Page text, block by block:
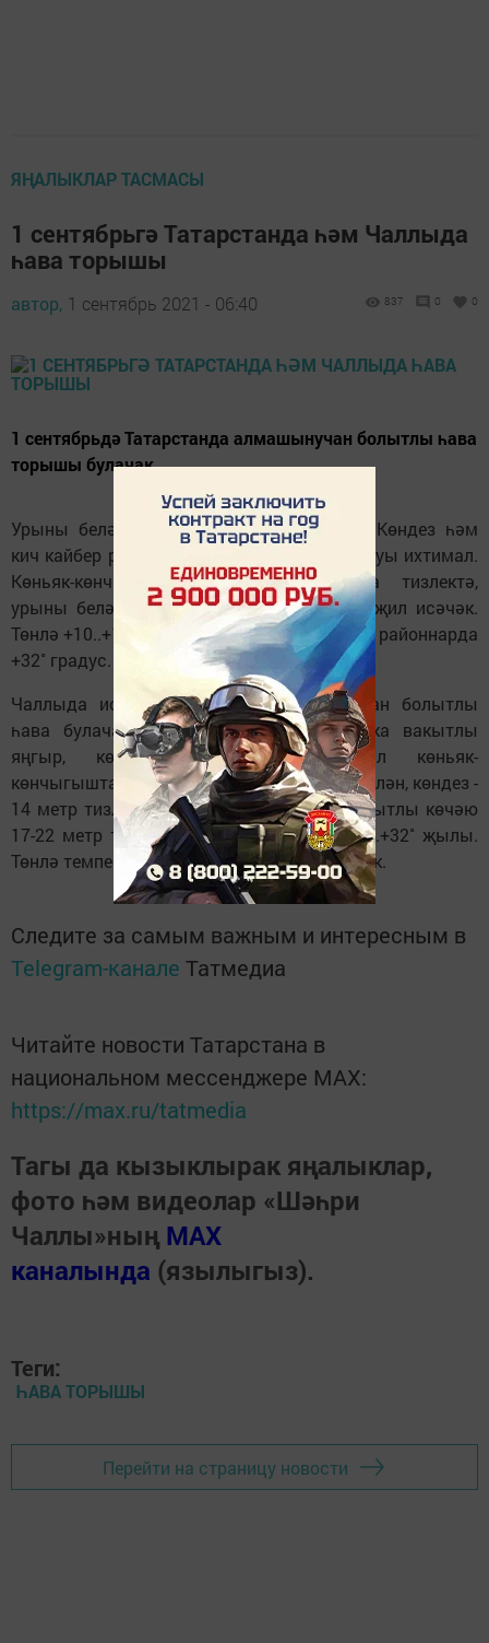
ЯҢАЛЫКЛАР ТАСМАСЫ
1 сентябрьгә Татарстанда һәм Чаллыда
һава торышы
автор, 1 сентябрь 2021 - 06:40 837 0 0
1 сентябрьдә Татарстанда алмашынучан болытлы һава
торышы булачак.
Урыны белән кыска вакытлы яңгырлар. Көндез һәм
кич кайбер районнарда яшен булуы, боз явуы ихтимал.
Көньяк-көнчыгыштан, көньяктан уртача тизлектә,
урыны белән 17-22 метр тизлектә көчле җил исәчәк.
Төнлә +10..+15˚, көндез +23..+28˚, көнчыгыш районнарда
+32˚ градус.
Чаллыда исә 1 сентябрьдә алмашынучан болытлы
һава булачак. Төнлә урыны белән кыска вакытлы
яңгыр, көндез явым-төшемсез. Җил көньяк-
көнчыгыштан, көньяктан 4-9 метр тизлек белән, көндез -
14 метр тизлектә, урыны белән кыска вакытлы көчәю
17-22 метр тизлектә булачак. Көндез +28...+32˚ җылы.
Төнлә температура +10... +13˚ җылы булачак.
Следите за самым важным и интересным в
Telegram-канале Татмедиа
Читайте новости Татарстана в
национальном мессенджере MАХ:
https://max.ru/tatmedia
Тагы да кызыклырак яңалыклар,
фото һәм видеолар «Шәһри
Чаллы»ның MAX
каналында (язылыгыз).
Теги:
ҺАВА ТОРЫШЫ
Перейти на страницу новости